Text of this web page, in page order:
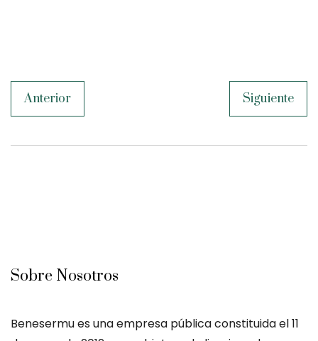
Anterior Siguiente
Sobre Nosotros
Benesermu es una empresa pública constituida el 11